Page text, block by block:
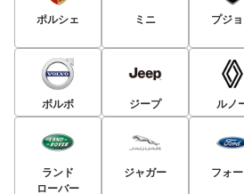
ポルシェ ミニ プジ
ボルボ ジープ ルノ
ランド
ローバー
ジャガー フォ